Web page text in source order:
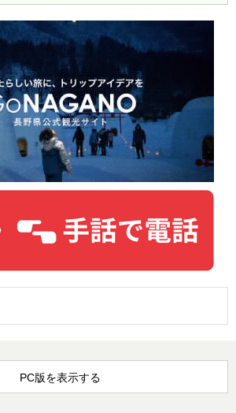
PC版を表示する